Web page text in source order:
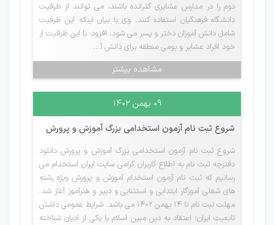
دوم را در مدارس عشایری گذرانده باشند، می توانند از ظرفیت
دانشگاه فرهنگیان استفاده کنند. وی با بیان اینکه این ظرفیت
شامل دانش آموزان دختر و پسر می شود، افزود: با این ظرفیت از
خود افراد عشایر و بومی منطقه برای دانش آ...
مشاهده بیشتر
۰۹ بهمن ۱۴۰۲
شروع ثبت نام آزمون استخدامی بزرگ آموزش و پرورش
شروع ثبت نام آزمون استخدامی بزرگ آموزش و پرورش دانلود
دفترچه ثبت نام به اطلاع کاربران گرامی سایت ایران استخدام می
رسانیم که ثبت نام آزمون استخدام آموزش و پرورش ویژه رشته
های شغلی آموزگار ابتدایی و استثنایی و دبیر و هنرآموز آغاز شد.
مهلت ثبت نام تا 14 بهمن 1402 می باشد. شرایط عمومی داشتن
تابعیت ایران؛ اعتقاد به دین مبین اسلام یا یكی از ادیان شناخته